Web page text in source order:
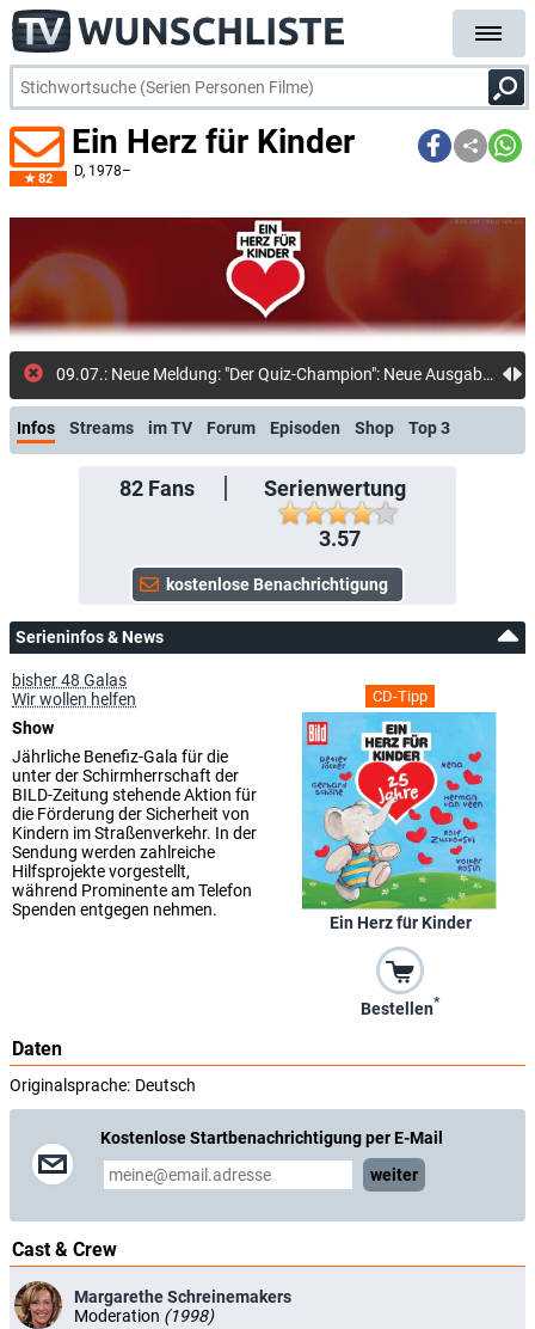
82
Ein Herz für Kinder
D, 1978–
09.07.: Neue Meldung: "Der Quiz-Champion": Neue Ausgabe im August mit diesen Promi-Experten: Boning, Bully und Co. messen sich mit Her
Infos Streams im TV Forum Episoden Shop Top 3
82Fans
Serienwertung
3.57
Serieninfos & News
CD-Tipp
Ein Herz für Kinder
Bestellen*
bisher 48 Galas
Wir wollen helfen
Show
Jährliche Benefiz-Gala für die
unter der Schirmherrschaft der
BILD-Zeitung stehende Aktion für
die Förderung der Sicherheit von
Kindern im Straßenverkehr. In der
Sendung werden zahlreiche
Hilfsprojekte vorgestellt,
während Prominente am Telefon
Spenden entgegen nehmen.
Daten
Originalsprache: Deutsch
Kostenlose Startbenachrichtigung per E-Mail
weiter
Cast & Crew
Margarethe Schreinemakers
Moderation (1998)